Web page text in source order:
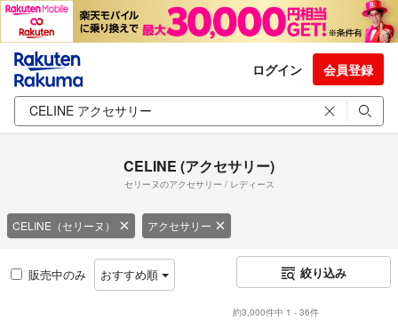
ログイン 会員登録
CELINE (アクセサリー)
セリーヌのアクセサリー / レディース
CELINE（セリーヌ） アクセサリー
販売中のみ おすすめ順 絞り込み
約3,000件中 1 - 36件